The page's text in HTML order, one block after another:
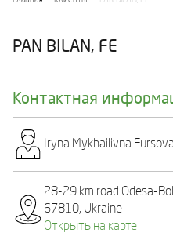
PAN BILAN, FE
Контактная
Iryna Mykhailivna Fursova
28-29 km road Odesa-
67810, Ukraine
Открыть на карте